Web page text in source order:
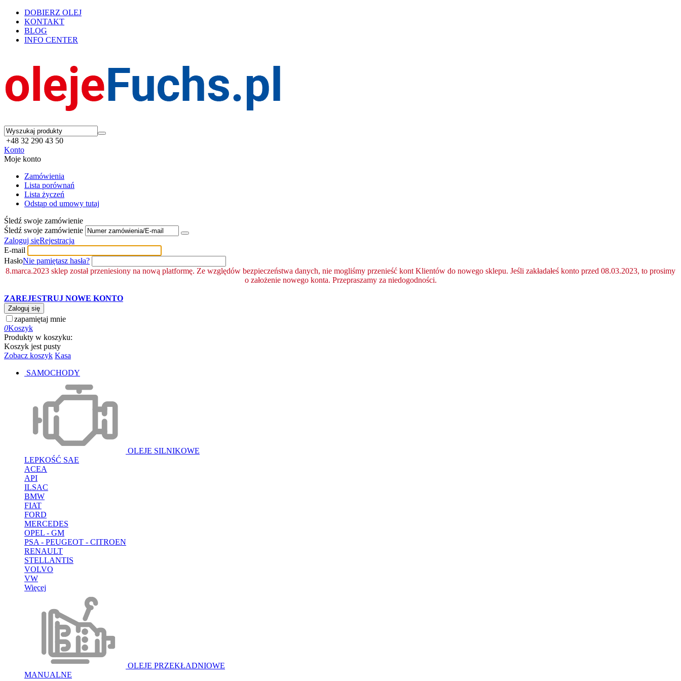
DOBIERZ OLEJ
KONTAKT
BLOG
INFO CENTER
+48 32 290 43 50
Konto
Moje konto
Zamówienia
Lista porównań
Lista życzeń
Odstąp od umowy tutaj
Śledź swoje zamówienie
Śledź swoje zamówienie
Zaloguj sięRejestracja
E-mail
HasłoNie pamiętasz hasła?
8.marca.2023 sklep został przeniesiony na nową platformę. Ze względów bezpieczeństwa danych, nie mogliśmy przenieść kont Klientów do nowego sklepu. Jeśli zakładałeś konto przed 08.03.2023, to prosimy
o założenie nowego konta. Przepraszamy za niedogodności.
ZAREJESTRUJ NOWE KONTO
Zaloguj się
zapamiętaj mnie
0Koszyk
Produkty w koszyku:
Koszyk jest pusty
Zobacz koszyk Kasa
SAMOCHODY
OLEJE SILNIKOWE
LEPKOŚĆ SAE
ACEA
API
ILSAC
BMW
FIAT
FORD
MERCEDES
OPEL - GM
PSA - PEUGEOT - CITROEN
RENAULT
STELLANTIS
VOLVO
VW
Więcej
OLEJE PRZEKŁADNIOWE
MANUALNE